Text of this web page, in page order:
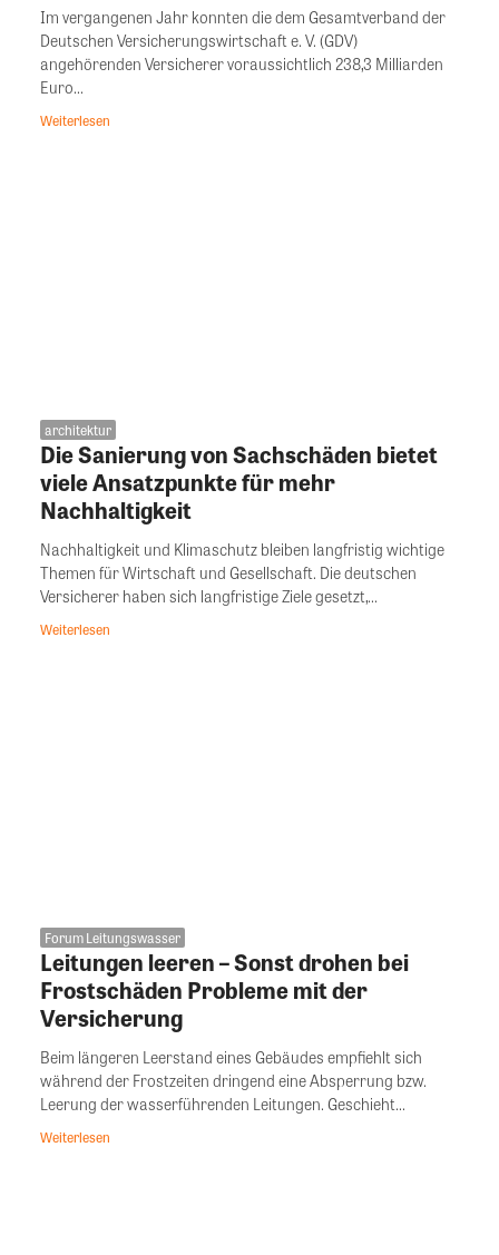
Im vergangenen Jahr konnten die dem Gesamtverband der
Deutschen Versicherungswirtschaft e. V. (GDV)
angehörenden Versicherer voraussichtlich 238,3 Milliarden
Euro...
Weiterlesen
architektur
Die Sanierung von Sachschäden bietet
viele Ansatzpunkte für mehr
Nachhaltigkeit
Nachhaltigkeit und Klimaschutz bleiben langfristig wichtige
Themen für Wirtschaft und Gesellschaft. Die deutschen
Versicherer haben sich langfristige Ziele gesetzt,...
Weiterlesen
Forum Leitungswasser
Leitungen leeren – Sonst drohen bei
Frostschäden Probleme mit der
Versicherung
Beim längeren Leerstand eines Gebäudes empfiehlt sich
während der Frostzeiten dringend eine Absperrung bzw.
Leerung der wasserführenden Leitungen. Geschieht...
Weiterlesen